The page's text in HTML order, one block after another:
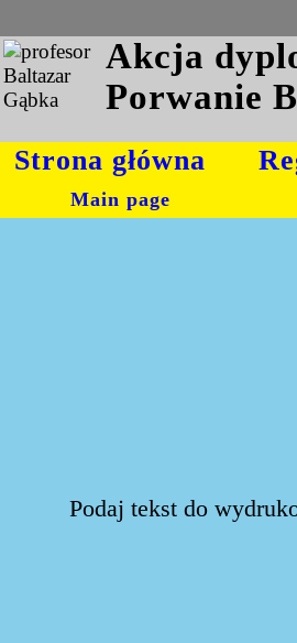
Akcja
Porwanie
Strona główna
Main page
Podaj tekst do